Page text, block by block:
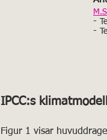
-
-
IPCC:s
Figur 1 visar